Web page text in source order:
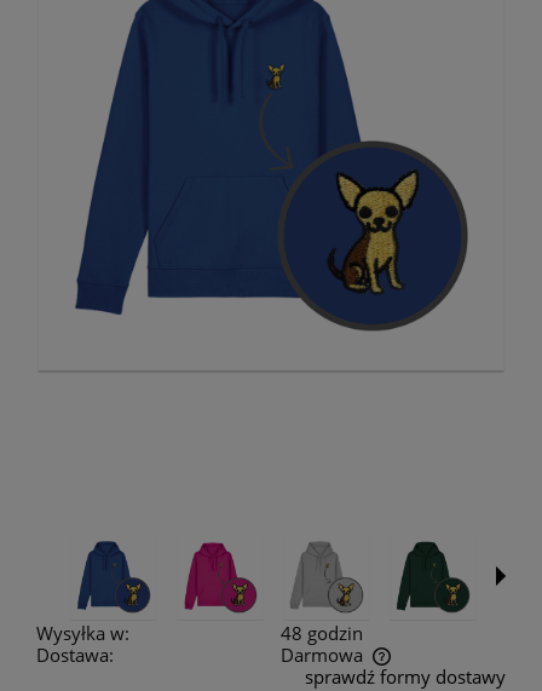
Wysyłka w:
48 godzin
Dostawa:
Darmowa
Cena nie zawiera ewentualnych kosztów płatności
sprawdź formy dostawy